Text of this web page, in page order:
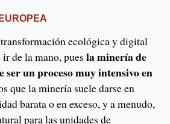
ecológica y digital
de la mano, pues la minería de
ser un proceso muy intensivo en
que la minería suele darse en
barata o en exceso, y a menudo,
para las unidades de